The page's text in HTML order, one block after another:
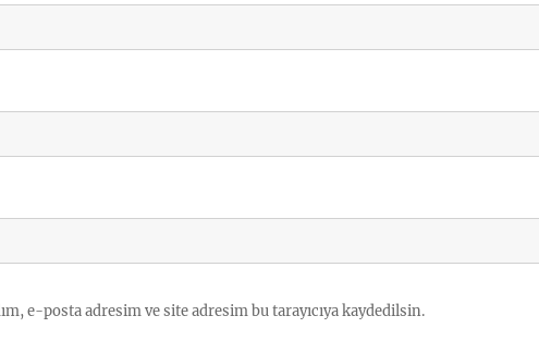
e-posta adresim ve site adresim bu tarayıcıya kaydedilsin.